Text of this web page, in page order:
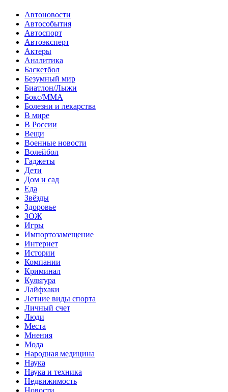
Автоновости
Автособытия
Автоспорт
Автоэксперт
Актеры
Аналитика
Баскетбол
Безумный мир
Биатлон/Лыжи
Бокс/MMA
Болезни и лекарства
В мире
В России
Вещи
Военные новости
Волейбол
Гаджеты
Дети
Дом и сад
Еда
Звёзды
Здоровье
ЗОЖ
Игры
Импортозамещение
Интернет
Истории
Компании
Криминал
Культура
Лайфхаки
Летние виды спорта
Личный счет
Люди
Места
Мнения
Мода
Народная медицина
Наука
Наука и техника
Недвижимость
Новости